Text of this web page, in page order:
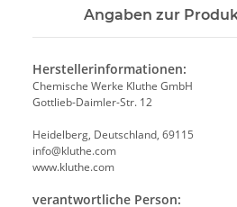
Angaben zur
Herstellerinformationen:
Chemische Werke Kluthe GmbH
Gottlieb-Daimler-Str. 12
Heidelberg, Deutschland, 69115
info@kluthe.com
www.kluthe.com
verantwortliche Person: